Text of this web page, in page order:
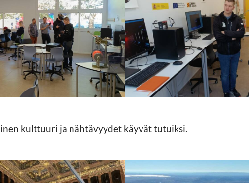
kulttuuri ja nähtävyydet käyvät tutuiksi.